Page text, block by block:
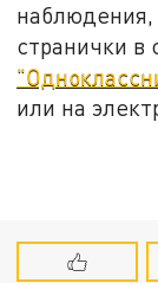
странички в
или на